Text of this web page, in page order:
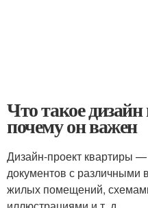
Что такое
почему он важен
Дизайн-проект квартиры
документов с различными
жилых помещений,